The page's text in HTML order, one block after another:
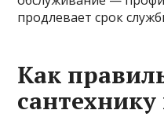
продлевает срок
Как